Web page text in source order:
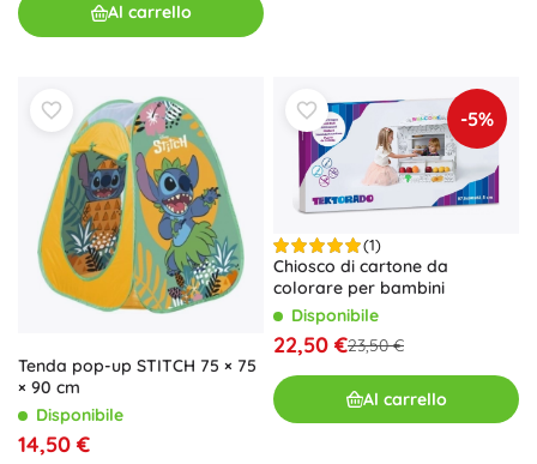
Al carrello
Tenda pop-up STITCH 75 × 75
× 90 cm
Disponibile
14,50 €
-5%
(1)
Chiosco di cartone da
colorare per bambini
Disponibile
22,50 €23,50 €
Al carrello